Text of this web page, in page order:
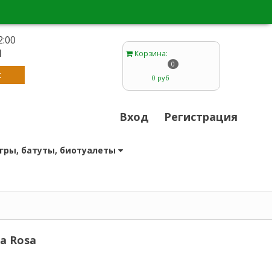
Корзина:
0
0 руб
Вход Регистрация
батуты, биотуалеты
Rosa